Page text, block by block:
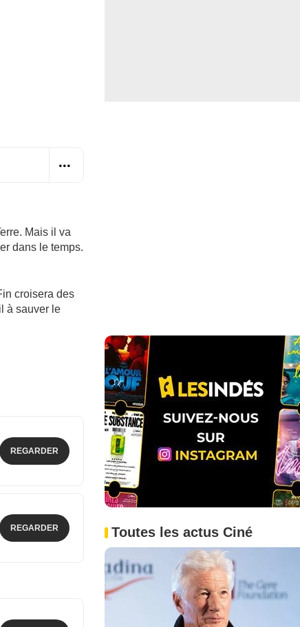
Mais il va
dans le temps.
croisera des
à sauver le
REGARDER
REGARDER Toutes les actus Ciné